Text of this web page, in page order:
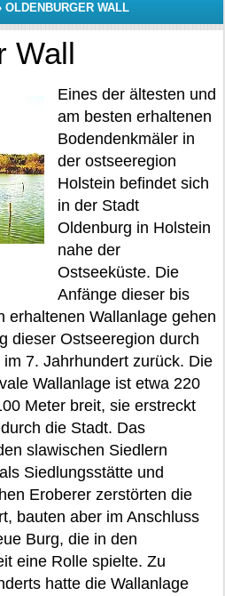
OLDENBURGER WALL
Wall
Eines der ältesten und
am besten erhaltenen
Bodendenkmäler in
der ostseeregion
Holstein befindet sich
in der Stadt
Oldenburg in Holstein
nahe der
Ostseeküste. Die
Anfänge dieser bis
erhaltenen Wallanlage gehen
dieser Ostseeregion durch
7. Jahrhundert zurück. Die
Wallanlage ist etwa 220
Meter breit, sie erstreckt
die Stadt. Das
slawischen Siedlern
Siedlungsstätte und
Eroberer zerstörten die
bauten aber im Anschluss
Burg, die in den
eine Rolle spielte. Zu
hatte die Wallanlage